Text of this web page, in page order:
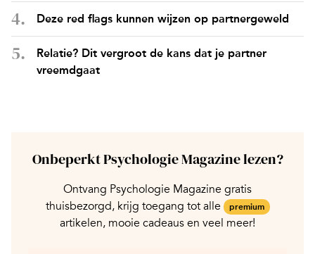
Deze red flags kunnen wijzen op partnergeweld
Relatie? Dit vergroot de kans dat je partner
vreemdgaat
Onbeperkt Psychologie Magazine lezen?
Ontvang Psychologie Magazine gratis
thuisbezorgd, krijg toegang tot alle
premium
artikelen, mooie cadeaus en veel meer!